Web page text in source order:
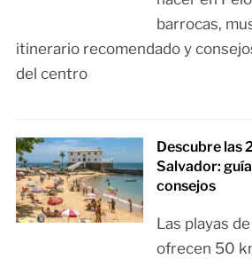
barrocas,
itinerario recomendado y
del centro
Descubre las
Salvador:
consejos
Las playas
ofrecen 50